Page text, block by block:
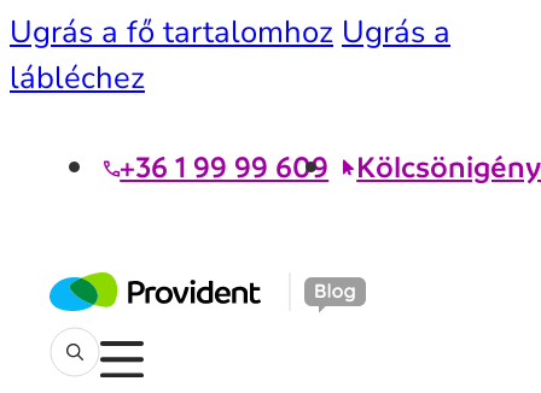
Ugrás a fő tartalomhoz Ugrás a
lábléchez
+36 1 99 99 609